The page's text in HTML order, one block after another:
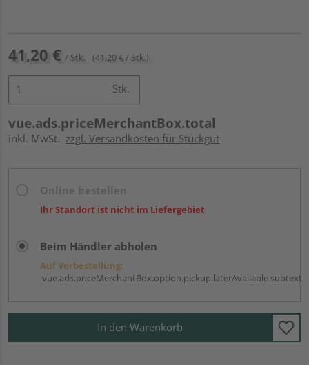
41,20 € / Stk. (41,20 € / Stk.)
Stk.
vue.ads.priceMerchantBox.total
inkl. MwSt. zzgl. Versandkosten für Stückgut
Ihr Standort ist nicht im Liefergebiet
Beim Händler abholen
Auf Vorbestellung:
vue.ads.priceMerchantBox.option.pickup.laterAvailable.subtext
In den Warenkorb